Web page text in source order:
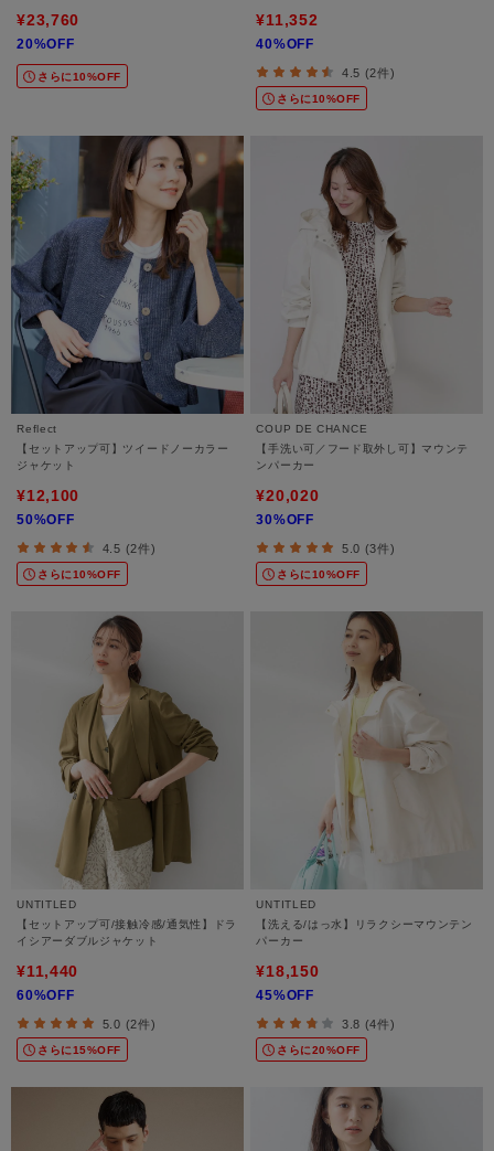
¥23,760
20%OFF
さらに10%OFF
¥11,352
40%OFF
4.5 (2件)
さらに10%OFF
Reflect
【セットアップ可】ツイードノーカラー
ジャケット
¥12,100
50%OFF
4.5 (2件)
さらに10%OFF
COUP DE CHANCE
【手洗い可／フード取外し可】マウンテ
ンパーカー
¥20,020
30%OFF
5.0 (3件)
さらに10%OFF
UNTITLED
【セットアップ可/接触冷感/通気性】ドラ
イシアーダブルジャケット
¥11,440
60%OFF
5.0 (2件)
さらに15%OFF
UNTITLED
【洗える/はっ水】リラクシーマウンテン
パーカー
¥18,150
45%OFF
3.8 (4件)
さらに20%OFF